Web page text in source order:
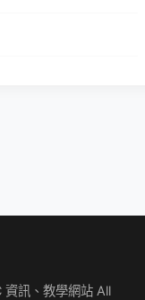
訊、教學網站 All